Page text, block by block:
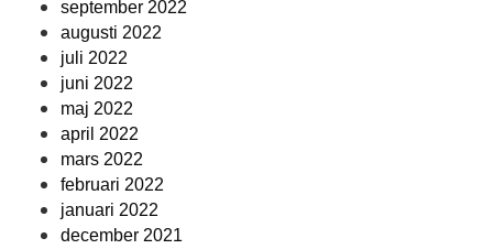
september 2022
augusti 2022
juli 2022
juni 2022
maj 2022
april 2022
mars 2022
februari 2022
januari 2022
december 2021